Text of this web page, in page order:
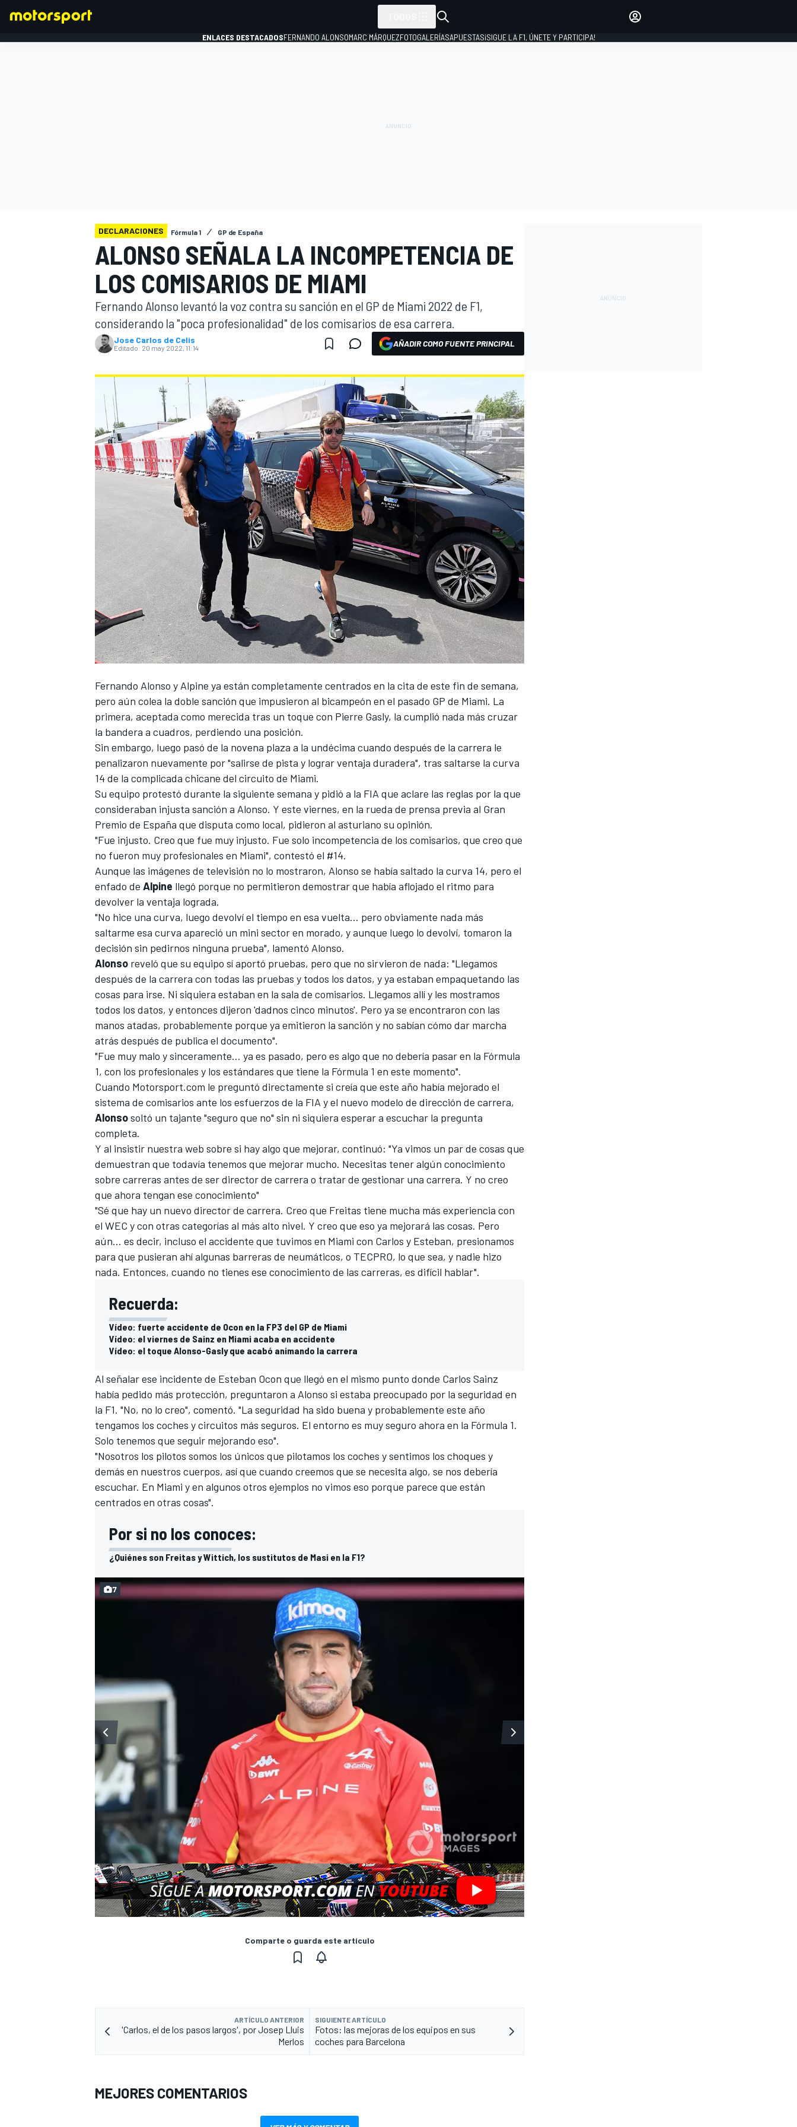
WEC FÓRMULA E
MÁS CATEGORÍAS
ENLACES DESTACADOSFERNANDO ALONSOMARC MÁRQUEZFOTOGALERÍASAPUESTAS¡SIGUE LA F1, ÚNETE Y PARTICIPA!
DECLARACIONES Fórmula 1 GP de España
ALONSO SEÑALA LA INCOMPETENCIA DE
LOS COMISARIOS DE MIAMI
Fernando Alonso levantó la voz contra su sanción en el GP de Miami 2022 de F1,
considerando la "poca profesionalidad" de los comisarios de esa carrera.
Jose Carlos de Celis
Editado: 20 may 2022, 11:14 AÑADIR COMO FUENTE PRINCIPAL
Fernando Alonso y Alpine ya están completamente centrados en la cita de este fin de semana,
pero aún colea la doble sanción que impusieron al bicampeón en el pasado GP de Miami. La
primera, aceptada como merecida tras un toque con Pierre Gasly, la cumplió nada más cruzar
la bandera a cuadros, perdiendo una posición.
Sin embargo, luego pasó de la novena plaza a la undécima cuando después de la carrera le
penalizaron nuevamente por "salirse de pista y lograr ventaja duradera", tras saltarse la curva
14 de la complicada chicane del circuito de Miami.
Su equipo protestó durante la siguiente semana y pidió a la FIA que aclare las reglas por la que
consideraban injusta sanción a Alonso. Y este viernes, en la rueda de prensa previa al Gran
Premio de España que disputa como local, pidieron al asturiano su opinión.
"Fue injusto. Creo que fue muy injusto. Fue solo incompetencia de los comisarios, que creo que
no fueron muy profesionales en Miami", contestó el #14.
Aunque las imágenes de televisión no lo mostraron, Alonso se había saltado la curva 14, pero el
enfado de Alpine llegó porque no permitieron demostrar que había aflojado el ritmo para
devolver la ventaja lograda.
"No hice una curva, luego devolví el tiempo en esa vuelta... pero obviamente nada más
saltarme esa curva apareció un mini sector en morado, y aunque luego lo devolví, tomaron la
decisión sin pedirnos ninguna prueba", lamentó Alonso.
Alonso reveló que su equipo sí aportó pruebas, pero que no sirvieron de nada: "Llegamos
después de la carrera con todas las pruebas y todos los datos, y ya estaban empaquetando las
cosas para irse. Ni siquiera estaban en la sala de comisarios. Llegamos allí y les mostramos
todos los datos, y entonces dijeron 'dadnos cinco minutos'. Pero ya se encontraron con las
manos atadas, probablemente porque ya emitieron la sanción y no sabían cómo dar marcha
atrás después de publica el documento".
"Fue muy malo y sinceramente… ya es pasado, pero es algo que no debería pasar en la Fórmula
1, con los profesionales y los estándares que tiene la Fórmula 1 en este momento".
Cuando Motorsport.com le preguntó directamente si creía que este año había mejorado el
sistema de comisarios ante los esfuerzos de la FIA y el nuevo modelo de dirección de carrera,
Alonsosoltó un tajante "seguro que no" sin ni siquiera esperar a escuchar la pregunta
completa.
Y al insistir nuestra web sobre si hay algo que mejorar, continuó: "Ya vimos un par de cosas que
demuestran que todavía tenemos que mejorar mucho. Necesitas tener algún conocimiento
sobre carreras antes de ser director de carrera o tratar de gestionar una carrera. Y no creo
que ahora tengan ese conocimiento"
"Sé que hay un nuevo director de carrera. Creo que Freitas tiene mucha más experiencia con
el WEC y con otras categorías al más alto nivel. Y creo que eso ya mejorará las cosas. Pero
aún… es decir, incluso el accidente que tuvimos en Miami con Carlos y Esteban, presionamos
para que pusieran ahí algunas barreras de neumáticos, o TECPRO, lo que sea, y nadie hizo
nada. Entonces, cuando no tienes ese conocimiento de las carreras, es difícil hablar".
Recuerda:
Vídeo: fuerte accidente de Ocon en la FP3 del GP de Miami
Vídeo: el viernes de Sainz en Miami acaba en accidente
Vídeo: el toque Alonso-Gasly que acabó animando la carrera
Al señalar ese incidente de Esteban Ocon que llegó en el mismo punto donde Carlos Sainz
había pedido más protección, preguntaron a Alonso si estaba preocupado por la seguridad en
la F1. "No, no lo creo", comentó. "La seguridad ha sido buena y probablemente este año
tengamos los coches y circuitos más seguros. El entorno es muy seguro ahora en la Fórmula 1.
Solo tenemos que seguir mejorando eso".
"Nosotros los pilotos somos los únicos que pilotamos los coches y sentimos los choques y
demás en nuestros cuerpos, así que cuando creemos que se necesita algo, se nos debería
escuchar. En Miami y en algunos otros ejemplos no vimos eso porque parece que están
centrados en otras cosas".
Por si no los conoces:
¿Quiénes son Freitas y Wittich, los sustitutos de Masi en la F1?
7
Comparte o guarda este artículo
ARTÍCULO ANTERIOR
'Carlos, el de los pasos largos', por Josep Lluis
Merlos
SIGUIENTE ARTÍCULO
Fotos: las mejoras de los equipos en sus
coches para Barcelona
MEJORES COMENTARIOS